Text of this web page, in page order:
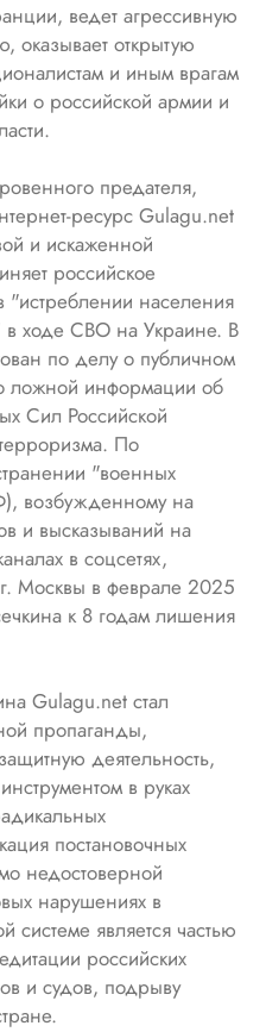
ведет агрессивную
открытую
и иным врагам
о российской армии и
предателя,
ресурс Gulagu.net
и искаженной
российское
"истреблении населения
ходе СВО на Украине. В
по делу о публичном
ложной информации об
Сил Российской
По
"военных
возбужденному на
и высказываний на
в соцсетях,
Москвы в феврале 2025
к 8 годам лишения
Gulagu.net стал
пропаганды,
деятельность,
в руках
постановочных
недостоверной
нарушениях в
системе является частью
российских
и судов, подрыву